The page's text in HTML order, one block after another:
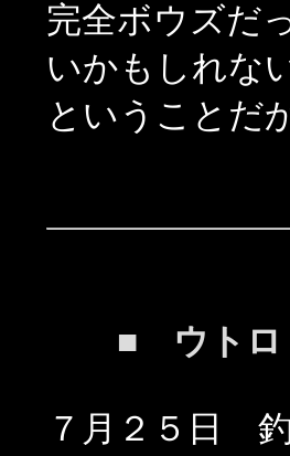
完全ボウズだ
いかもしれな
ということだ
■ ウトロ
７月２５日